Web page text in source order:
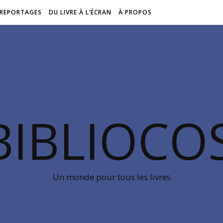
REPORTAGES DU LIVRE À L’ÉCRAN À PROPOS
Un monde pour tous les livres